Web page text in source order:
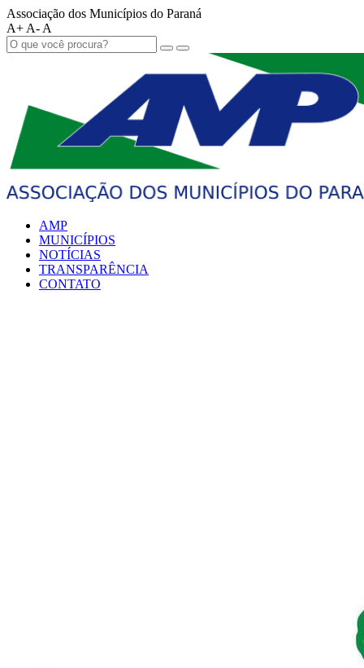
Associação dos Municípios do Paraná
A+ A- A
AMP
MUNICÍPIOS
NOTÍCIAS
TRANSPARÊNCIA
CONTATO